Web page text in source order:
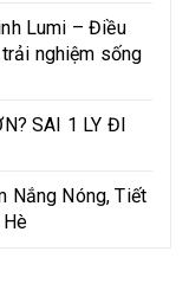
Lumi – Điều
nghiệm sống
SAI 1 LY ĐI
Nắng Nóng, Tiết